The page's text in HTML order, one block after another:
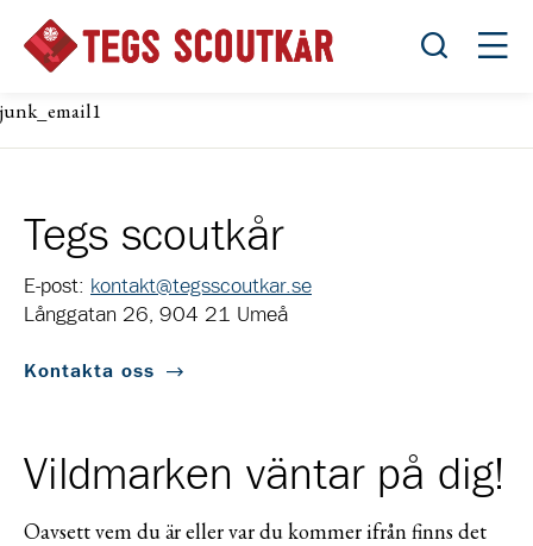
Öppna
junk_email1
Tegs scoutkår
E-post: kontakt@tegsscoutkar.se
Långgatan 26, 904 21 Umeå
Kontakta oss
Vildmarken väntar på dig!
Oavsett vem du är eller var du kommer ifrån finns det